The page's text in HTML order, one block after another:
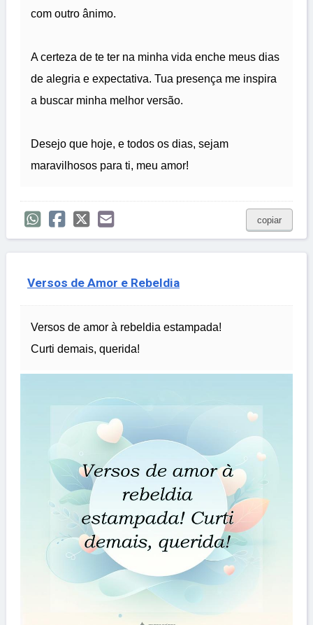
com outro ânimo.
A certeza de te ter na minha vida enche meus dias
de alegria e expectativa. Tua presença me inspira
a buscar minha melhor versão.
Desejo que hoje, e todos os dias, sejam
maravilhosos para ti, meu amor!
copiar
Versos de Amor e Rebeldia
Versos de amor à rebeldia estampada!
Curti demais, querida!